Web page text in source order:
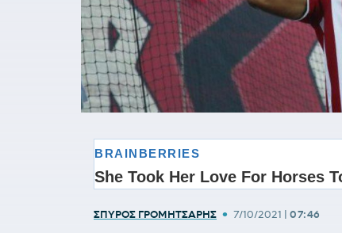
ΣΠΥΡΟΣ ΓΡΟΜΗΤΣΑΡΗΣ • 7/10/2021 | 07:46